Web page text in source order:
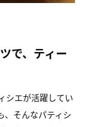
で、ティー
シエが活躍してい
、そんなパティシ